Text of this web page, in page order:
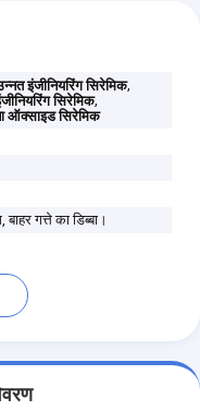
इंजीनियरिंग सिरेमिक,
सिरेमिक,
ऑक्साइड सिरेमिक
गत्ते का डिब्बा।